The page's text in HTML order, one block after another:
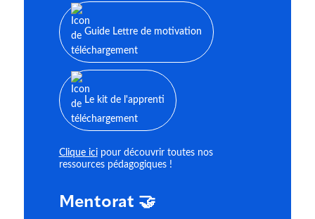
Guide Lettre de motivation
Le kit de l'apprenti
Clique icipour découvrir toutes nos
ressources pédagogiques !
Mentorat 🤝